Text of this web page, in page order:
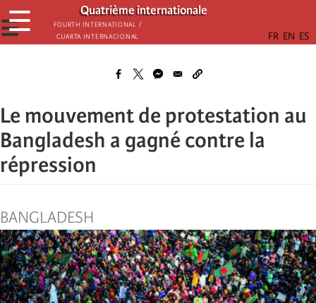
Παράκαμψη
προς
το
Quatrième internationale
Fourth International /
Cuarta Internacional
☰
☰
Le mouvement de protestation au
Bangladesh a gagné contre la
répression
BANGLADESH